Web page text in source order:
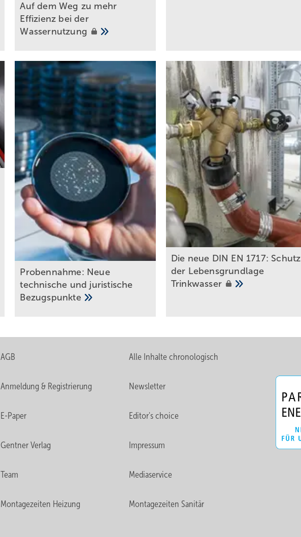
Auf dem Weg zu mehr
Effizienz bei der
Wassernutzung
Probennahme: Neue
technische und juristische
Bezugspunkte
Die neue DIN EN 1717: Schutz
der Lebensgrundlage
Trinkwasser
AGB Alle Inhalte chronologisch
Anmeldung & Registrierung Newsletter
E-Paper Editor's choice
Gentner Verlag Impressum
Team Mediaservice
Montagezeiten Heizung Montagezeiten Sanitär